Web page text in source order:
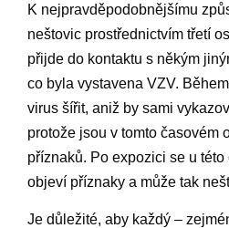
K nejpravděpodobnějšímu
neštovic prostřednictvím třetí
přijde do kontaktu s někým
co byla vystavena VZV.
virus šířit, aniž by sami
protože jsou v tomto časovém
příznaků. Po expozici se u
objeví příznaky a může tak
Je důležité, aby každý –